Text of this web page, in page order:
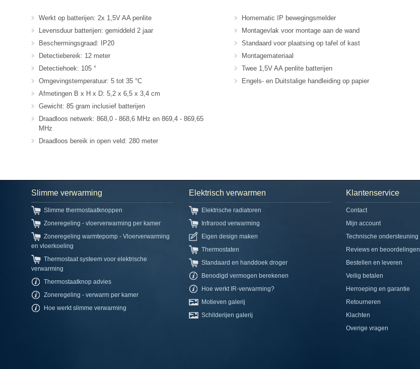
Werkt op batterijen: 2x 1,5V AA penlite
Levensduur batterijen: gemiddeld 2 jaar
Beschermingsgraad: IP20
Detectiebereik: 12 meter
Detectiehoek: 105 °
Omgevingstemperatuur: 5 tot 35 °C
Afmetingen B x H x D: 5,2 x 6,5 x 3,4 cm
Gewicht: 85 gram inclusief batterijen
Draadloos netwerk: 868,0 - 868,6 MHz en 869,4 - 869,65
MHz
Draadloos bereik in open veld: 280 meter
Homematic IP bewegingsmelder
Montagevlak voor montage aan de wand
Standaard voor plaatsing op tafel of kast
Montagemateriaal
Twee 1,5V AA penlite batterijen
Engels- en Duitstalige handleiding op papier
Slimme verwarming
Slimme thermostaatknoppen
Zoneregeling - vloerverwarming per kamer
Zoneregeling warmtepomp - Vloerverwarming
en vloerkoeling
Thermostaat systeem voor elektrische
verwarming
Thermostaatknop advies
Zoneregeling - verwarm per kamer
Hoe werkt slimme verwarming
Elektrisch verwarmen
Elektrische radiatoren
Infrarood verwarming
Eigen design maken
Thermostaten
Standaard en handdoek droger
Benodigd vermogen berekenen
Hoe werkt IR-verwarming?
Motieven galerij
Schilderijen galerij
Klantenservice
Contact
Mijn account
Technische ondersteuning
Reviews en beoordelingen
Bestellen en leveren
Veilig betalen
Herroeping en garantie
Retourneren
Klachten
Overige vragen